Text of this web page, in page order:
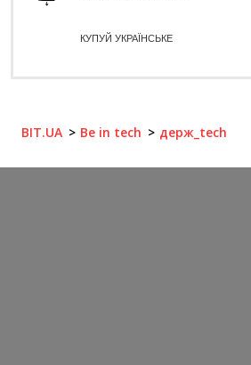
КУПУЙ УКРАЇНСЬКЕ
BIT.UA Be in tech держ_tech